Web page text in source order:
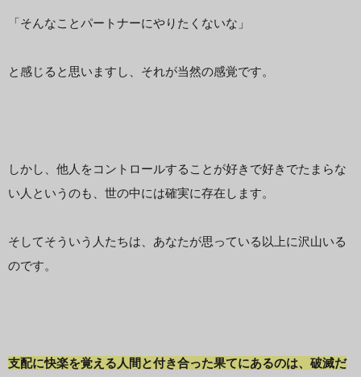
「そんなことパートナーにやりたくないな」
と感じると思いますし、それが当然の感覚です。
しかし、他人をコントロールすることが好きで好きでたまらな
い人というのも、世の中には確実に存在します。
そしてそういう人たちは、あなたが思っている以上に沢山いる
のです。
支配に快楽を覚える人間と付き合った果てにあるのは、破滅だ